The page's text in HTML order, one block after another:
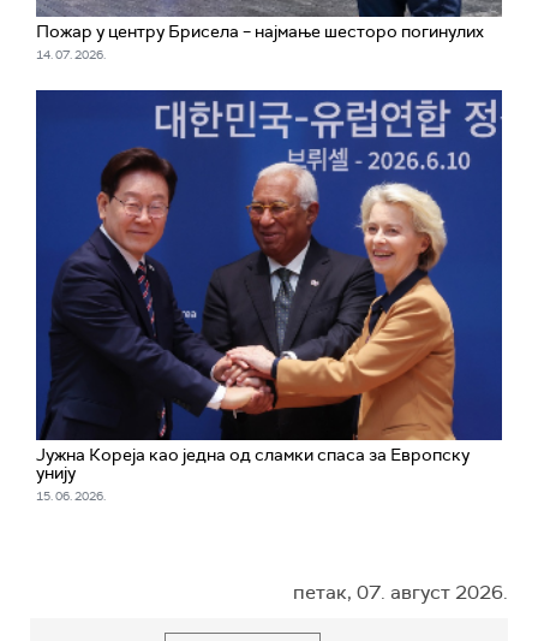
Пожар у центру Брисела – најмање шесторо погинулих
14. 07. 2026.
Јужна Кореја као једна од сламки спаса за Европску
унију
15. 06. 2026.
петак, 07. август 2026.